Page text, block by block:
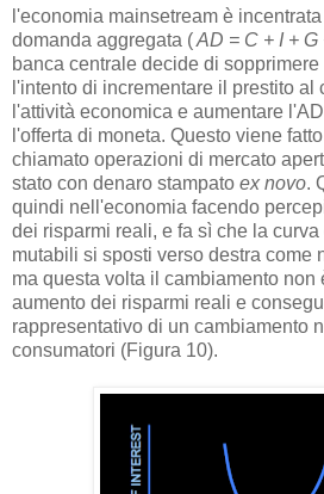
l'economia mainsetream è
domanda aggregata (AD = C + I + G
banca centrale decide di
l'intento di incrementare il prestito al
l'attività economica e aumentare
l'offerta di moneta. Questo viene
chiamato operazioni di mercato
stato con denaro stampato ex novo.
quindi nell'economia facendo
dei risparmi reali, e fa sì che la
mutabili si sposti verso destra come
ma questa volta il cambiamento non
aumento dei risparmi reali e
rappresentativo di un cambiamento
consumatori (Figura 10).